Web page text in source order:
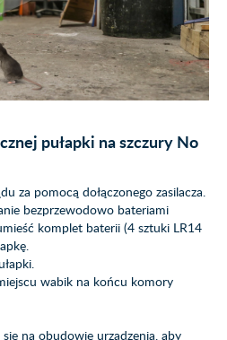
pułapki na szczury No
za pomocą dołączonego zasilacza.
bezprzewodowo bateriami
komplet baterii (4 sztuki LR14
wabik na końcu komory
na obudowie urządzenia, aby